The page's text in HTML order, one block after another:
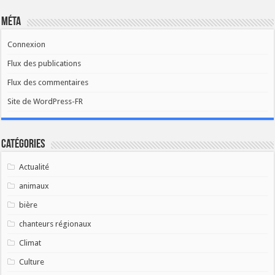
Méta
Connexion
Flux des publications
Flux des commentaires
Site de WordPress-FR
Catégories
Actualité
animaux
bière
chanteurs régionaux
Climat
Culture